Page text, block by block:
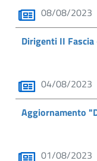
08/08/2023
Dirigenti II
04/08/2023
Aggiornamento
01/08/2023